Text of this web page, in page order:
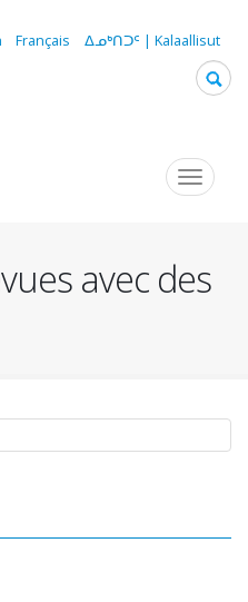
Français ᐃᓄᒃᑎᑐᑦ | Kalaallisut
Toggle
avec des